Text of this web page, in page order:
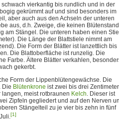
vierkantig bis rundlich und in der
gekrümmt auf und sind besonders im
aber auch aus den Achseln der unteren
aus, d.h. Zweige, die keinen Blütenstand
am Stängel. Die unteren haben einen
Die Länge der Blattstiele nimmt am
Die Form der Blätter ist lanzettlich bis
Die Blattoberfläche ist runzelig. Die
Farbe. Ältere Blätter verkahlen,
gekerbt.
Form der Lippenblütengewächse. Die
Die Blütenkrone ist zwei bis drei Zentimeter
meist rotbraunen Kelch. Dieser ist
Zipfeln gegliedert und auf den Nerven
Stängelteil zu je vier bis zehn in fünf
[1]